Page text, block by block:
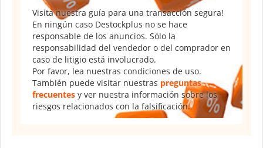
Visita nuestra guía para una transacción segura!
En ningún caso Destockplus no se hace
responsable de los anuncios. Sólo la
responsabilidad del vendedor o del comprador en
caso de litigio está involucrado.
Por favor, lea nuestras condiciones de uso.
También puede visitar nuestras preguntas
frecuentes y ver nuestra información sobre los
riesgos relacionados con la falsificación.